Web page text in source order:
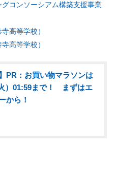
コンソーシアム構築支援事業
高等学校）
高等学校）
】PR：お買い物マラソンは
）01:59まで！ まずはエ
から！